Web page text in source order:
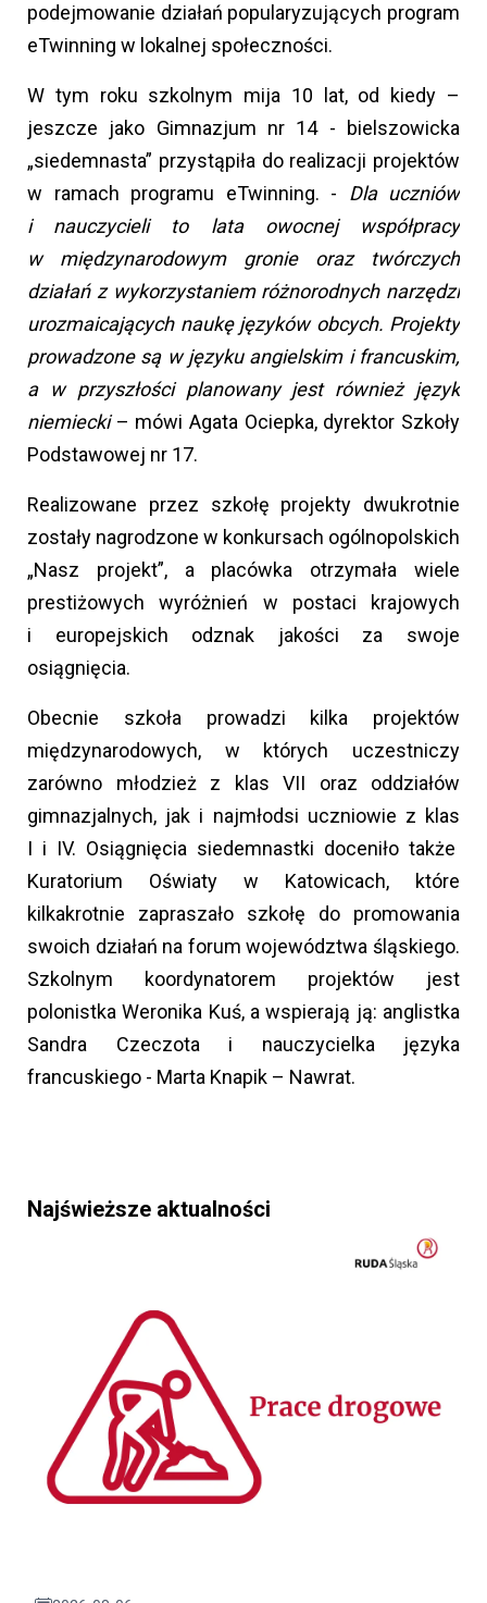
podejmowanie działań popularyzujących program
eTwinning w lokalnej społeczności.
W tym roku szkolnym mija 10 lat, od kiedy –
jeszcze jako Gimnazjum nr 14 - bielszowicka
„siedemnasta” przystąpiła do realizacji projektów
w ramach programu eTwinning. - Dla uczniów
i nauczycieli to lata owocnej współpracy
w międzynarodowym gronie oraz twórczych
działań z wykorzystaniem różnorodnych narzędzi
urozmaicających naukę języków obcych. Projekty
prowadzone są w języku angielskim i francuskim,
a w przyszłości planowany jest również język
niemiecki– mówi Agata Ociepka, dyrektor Szkoły
Podstawowej nr 17.
Realizowane przez szkołę projekty dwukrotnie
zostały nagrodzone w konkursach ogólnopolskich
„Nasz projekt”, a placówka otrzymała wiele
prestiżowych wyróżnień w postaci krajowych
i europejskich odznak jakości za swoje
osiągnięcia.
Obecnie szkoła prowadzi kilka projektów
międzynarodowych, w których uczestniczy
zarówno młodzież z klas VII oraz oddziałów
gimnazjalnych, jak i najmłodsi uczniowie z klas
I i IV. Osiągnięcia siedemnastki doceniło także
Kuratorium Oświaty w Katowicach, które
kilkakrotnie zapraszało szkołę do promowania
swoich działań na forum województwa śląskiego.
Szkolnym koordynatorem projektów jest
polonistka Weronika Kuś, a wspierają ją: anglistka
Sandra Czeczota i nauczycielka języka
francuskiego - Marta Knapik – Nawrat.
Najświeższe aktualności